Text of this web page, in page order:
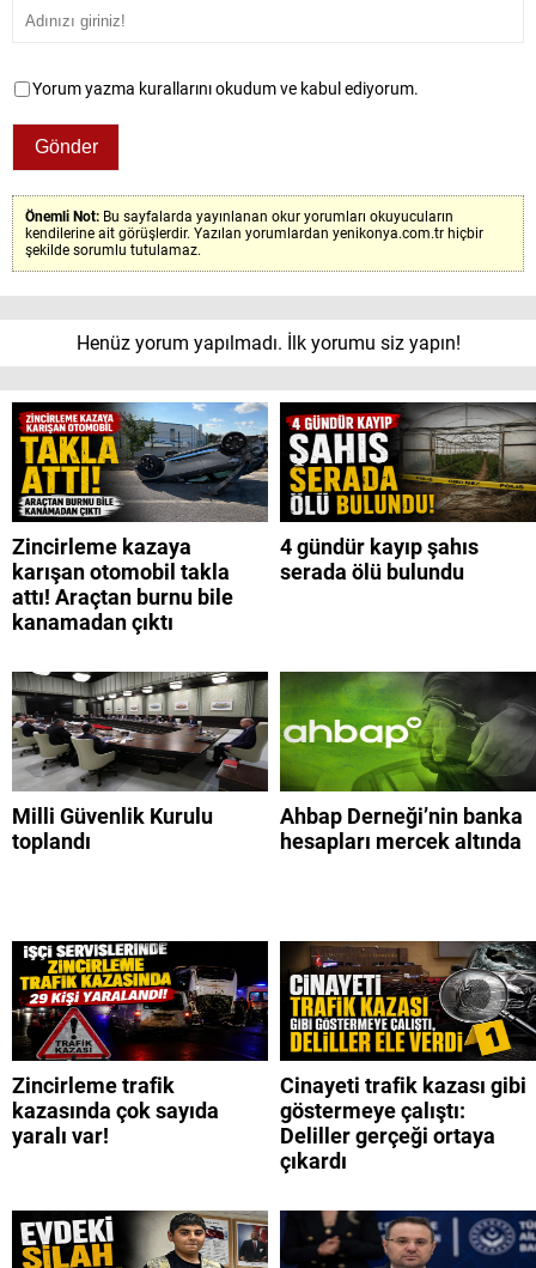
Yorum yazma kurallarını okudum ve kabul ediyorum.
Önemli Not: Bu sayfalarda yayınlanan okur yorumları okuyucuların
kendilerine ait görüşlerdir. Yazılan yorumlardan yenikonya.com.tr hiçbir
şekilde sorumlu tutulamaz.
Henüz yorum yapılmadı. İlk yorumu siz yapın!
Zincirleme kazaya
karışan otomobil takla
attı! Araçtan burnu bile
kanamadan çıktı
4 gündür kayıp şahıs
serada ölü bulundu
Milli Güvenlik Kurulu
toplandı
Ahbap Derneği’nin banka
hesapları mercek altında
Zincirleme trafik
kazasında çok sayıda
yaralı var!
Cinayeti trafik kazası gibi
göstermeye çalıştı:
Deliller gerçeği ortaya
çıkardı